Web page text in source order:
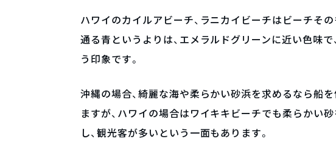
ハワイのカイルアビーチ、ラニカイビーチはビーチそ
通る青というよりは、エメラルドグリーンに近い色味
う印象です。
沖縄の場合、綺麗な海や柔らかい砂浜を求めるなら船
ますが、ハワイの場合はワイキキビーチでも柔らかい
し、観光客が多いという一面もあります。